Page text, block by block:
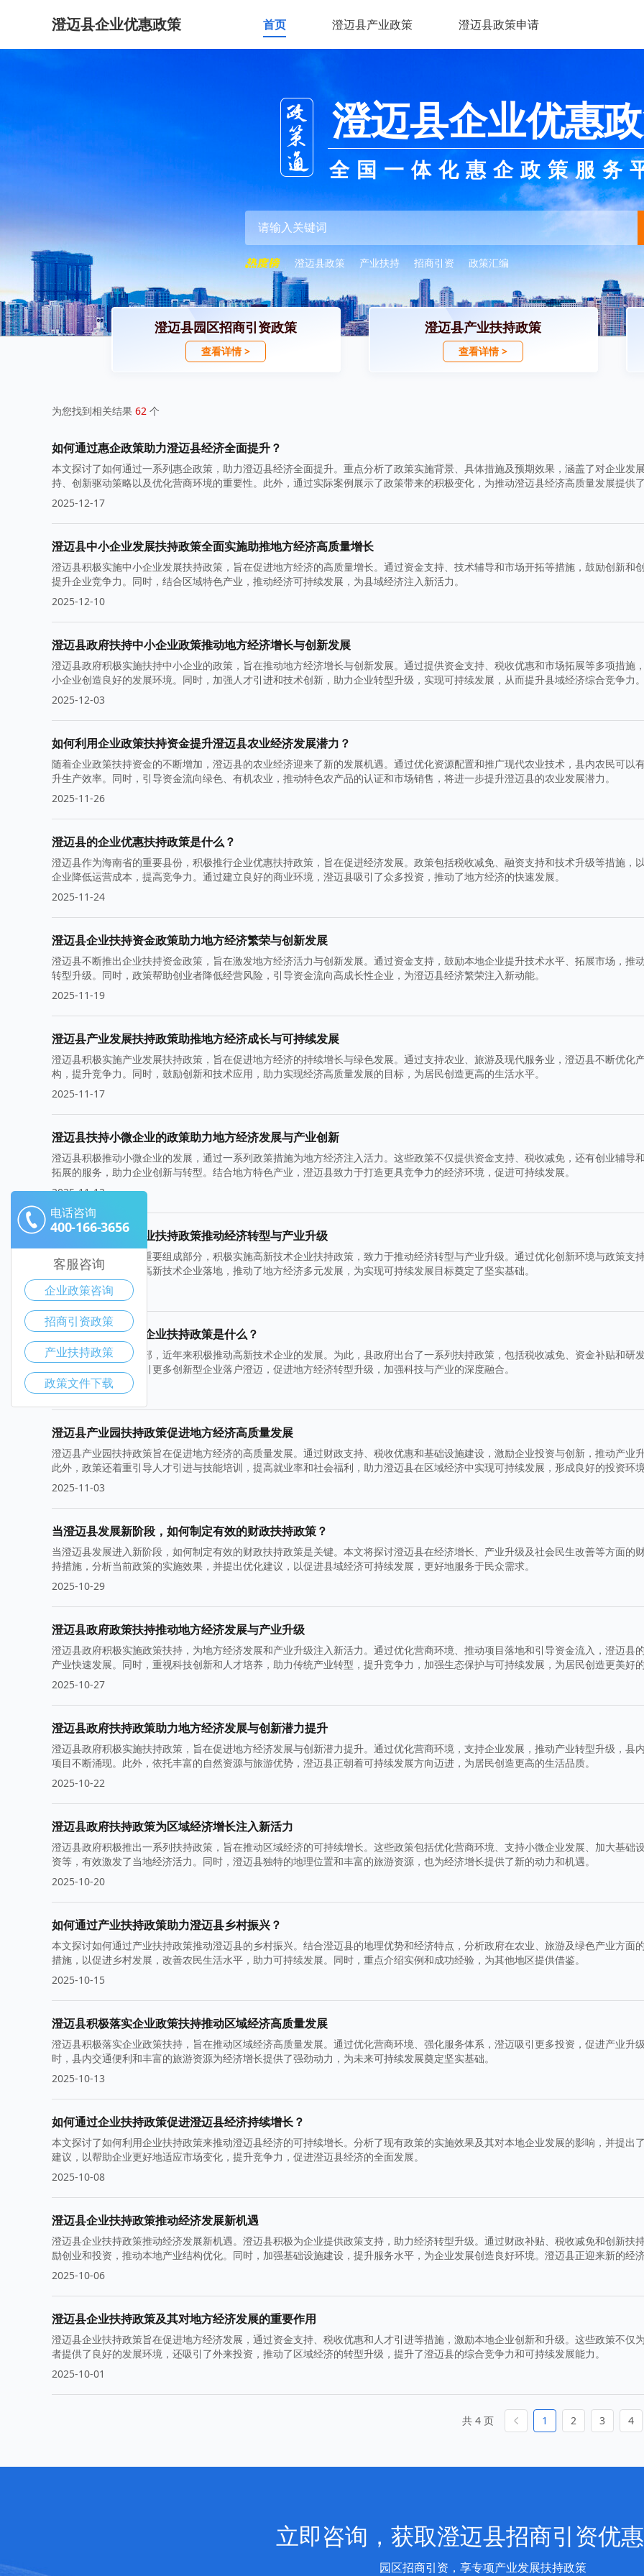
澄迈县企业优惠政策 首页 澄迈县产业政策 澄迈县政策申请
澄迈县企业优惠
全国一体化惠企政策服务
澄迈县政策 产业扶持 招商引资 政策汇编
澄迈县园区招商引资政策
查看详情 >
澄迈县产业扶持政策
查看详情 >
为您找到相关结果 62 个
如何通过惠企政策助力澄迈县经济全面提升？
本文探讨了如何通过一系列惠企政策，助力澄迈县经济全面提升。重点分析了政策实施背景、具体措施及预期效果，涵盖了对企业发
持、创新驱动策略以及优化营商环境的重要性。此外，通过实际案例展示了政策带来的积极变化，为推动澄迈县经济高质量发展提供
考。
2025-12-17
澄迈县中小企业发展扶持政策全面实施助推地方经济高质量增长
澄迈县积极实施中小企业发展扶持政策，旨在促进地方经济的高质量增长。通过资金支持、技术辅导和市场开拓等措施，鼓励创新和创
提升企业竞争力。同时，结合区域特色产业，推动经济可持续发展，为县域经济注入新活力。
2025-12-10
澄迈县政府扶持中小企业政策推动地方经济增长与创新发展
澄迈县政府积极实施扶持中小企业的政策，旨在推动地方经济增长与创新发展。通过提供资金支持、税收优惠和市场拓展等多项措施
小企业创造良好的发展环境。同时，加强人才引进和技术创新，助力企业转型升级，实现可持续发展，从而提升县域经济综合竞争力。
2025-12-03
如何利用企业政策扶持资金提升澄迈县农业经济发展潜力？
随着企业政策扶持资金的不断增加，澄迈县的农业经济迎来了新的发展机遇。通过优化资源配置和推广现代农业技术，县内农民可以
升生产效率。同时，引导资金流向绿色、有机农业，推动特色农产品的认证和市场销售，将进一步提升澄迈县的农业发展潜力。
2025-11-26
澄迈县的企业优惠扶持政策是什么？
澄迈县作为海南省的重要县份，积极推行企业优惠扶持政策，旨在促进经济发展。政策包括税收减免、融资支持和技术升级等措施，
企业降低运营成本，提高竞争力。通过建立良好的商业环境，澄迈县吸引了众多投资，推动了地方经济的快速发展。
2025-11-24
澄迈县企业扶持资金政策助力地方经济繁荣与创新发展
澄迈县不断推出企业扶持资金政策，旨在激发地方经济活力与创新发展。通过资金支持，鼓励本地企业提升技术水平、拓展市场，推
转型升级。同时，政策帮助创业者降低经营风险，引导资金流向高成长性企业，为澄迈县经济繁荣注入新动能。
2025-11-19
澄迈县产业发展扶持政策助推地方经济成长与可持续发展
澄迈县积极实施产业发展扶持政策，旨在促进地方经济的持续增长与绿色发展。通过支持农业、旅游及现代服务业，澄迈县不断优化
构，提升竞争力。同时，鼓励创新和技术应用，助力实现经济高质量发展的目标，为居民创造更高的生活水平。
2025-11-17
澄迈县扶持小微企业的政策助力地方经济发展与产业创新
澄迈县积极推动小微企业的发展，通过一系列政策措施为地方经济注入活力。这些政策不仅提供资金支持、税收减免，还有创业辅导
拓展的服务，助力企业创新与转型。结合地方特色产业，澄迈县致力于打造更具竞争力的经济环境，促进可持续发展。
2025-11-12
澄迈县高新技术企业扶持政策推动经济转型与产业升级
澄迈县作为海南省的重要组成部分，积极实施高新技术企业扶持政策，致力于推动经济转型与产业升级。通过优化创新环境与政策支
迈县吸引了一批优质高新技术企业落地，推动了地方经济多元发展，为实现可持续发展目标奠定了坚实基础。
2025-11-10
澄迈县的高新技术企业扶持政策是什么？
澄迈县位于海南省北部，近年来积极推动高新技术企业的发展。为此，县政府出台了一系列扶持政策，包括税收减免、资金补贴和研
等。这些措施旨在吸引更多创新型企业落户澄迈，促进地方经济转型升级，加强科技与产业的深度融合。
2025-11-05
澄迈县产业园扶持政策促进地方经济高质量发展
澄迈县产业园扶持政策旨在促进地方经济的高质量发展。通过财政支持、税收优惠和基础设施建设，激励企业投资与创新，推动产业升
此外，政策还着重引导人才引进与技能培训，提高就业率和社会福利，助力澄迈县在区域经济中实现可持续发展，形成良好的投资环境
2025-11-03
当澄迈县发展新阶段，如何制定有效的财政扶持政策？
当澄迈县发展进入新阶段，如何制定有效的财政扶持政策是关键。本文将探讨澄迈县在经济增长、产业升级及社会民生改善等方面的
持措施，分析当前政策的实施效果，并提出优化建议，以促进县域经济可持续发展，更好地服务于民众需求。
2025-10-29
澄迈县政府政策扶持推动地方经济发展与产业升级
澄迈县政府积极实施政策扶持，为地方经济发展和产业升级注入新活力。通过优化营商环境、推动项目落地和引导资金流入，澄迈县
产业快速发展。同时，重视科技创新和人才培养，助力传统产业转型，提升竞争力，加强生态保护与可持续发展，为居民创造更美好
环境。
2025-10-27
澄迈县政府扶持政策助力地方经济发展与创新潜力提升
澄迈县政府积极实施扶持政策，旨在促进地方经济发展与创新潜力提升。通过优化营商环境，支持企业发展，推动产业转型升级，县
项目不断涌现。此外，依托丰富的自然资源与旅游优势，澄迈县正朝着可持续发展方向迈进，为居民创造更高的生活品质。
2025-10-22
澄迈县政府扶持政策为区域经济增长注入新活力
澄迈县政府积极推出一系列扶持政策，旨在推动区域经济的可持续增长。这些政策包括优化营商环境、支持小微企业发展、加大基础
资等，有效激发了当地经济活力。同时，澄迈县独特的地理位置和丰富的旅游资源，也为经济增长提供了新的动力和机遇。
2025-10-20
如何通过产业扶持政策助力澄迈县乡村振兴？
本文探讨如何通过产业扶持政策推动澄迈县的乡村振兴。结合澄迈县的地理优势和经济特点，分析政府在农业、旅游及绿色产业方面
措施，以促进乡村发展，改善农民生活水平，助力可持续发展。同时，重点介绍实例和成功经验，为其他地区提供借鉴。
2025-10-15
澄迈县积极落实企业政策扶持推动区域经济高质量发展
澄迈县积极落实企业政策扶持，旨在推动区域经济高质量发展。通过优化营商环境、强化服务体系，澄迈吸引更多投资，促进产业升
时，县内交通便利和丰富的旅游资源为经济增长提供了强劲动力，为未来可持续发展奠定坚实基础。
2025-10-13
如何通过企业扶持政策促进澄迈县经济持续增长？
本文探讨了如何利用企业扶持政策来推动澄迈县经济的可持续增长。分析了现有政策的实施效果及其对本地企业发展的影响，并提出
建议，以帮助企业更好地适应市场变化，提升竞争力，促进澄迈县经济的全面发展。
2025-10-08
澄迈县企业扶持政策推动经济发展新机遇
澄迈县企业扶持政策推动经济发展新机遇。澄迈县积极为企业提供政策支持，助力经济转型升级。通过财政补贴、税收减免和创新扶
励创业和投资，推动本地产业结构优化。同时，加强基础设施建设，提升服务水平，为企业发展创造良好环境。澄迈县正迎来新的经
点。
2025-10-06
澄迈县企业扶持政策及其对地方经济发展的重要作用
澄迈县企业扶持政策旨在促进地方经济发展，通过资金支持、税收优惠和人才引进等措施，激励本地企业创新和升级。这些政策不仅
者提供了良好的发展环境，还吸引了外来投资，推动了区域经济的转型升级，提升了澄迈县的综合竞争力和可持续发展能力。
2025-10-01
共 4 页 1 2 3 4
电话咨询
400-166-3656
客服咨询
企业政策咨询
招商引资政策
产业扶持政策
政策文件下载
立即咨询，获取澄迈县招商引资优
园区招商引资，享专项产业发展扶持政策